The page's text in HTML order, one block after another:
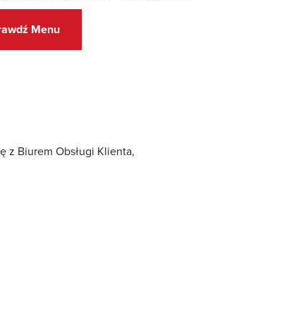
Menu
z Biurem Obsługi Klienta,